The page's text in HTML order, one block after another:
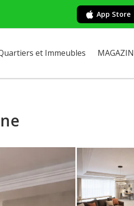
App Store
et Immeubles